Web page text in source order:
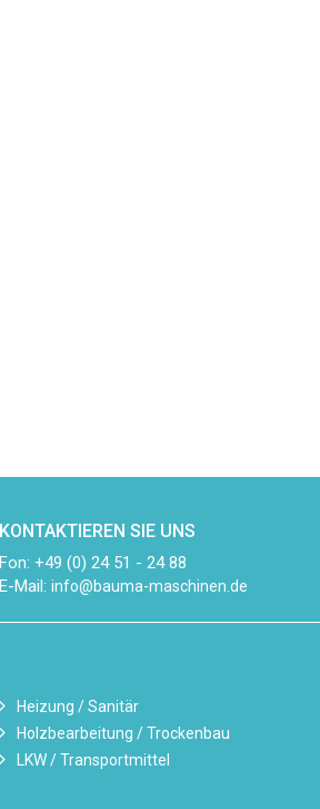
KONTAKTIEREN SIE UNS
Fon: +49 (0) 24 51 - 24 88
E-Mail: info@bauma-maschinen.de
Heizung / Sanitär
Holzbearbeitung / Trockenbau
LKW / Transportmittel